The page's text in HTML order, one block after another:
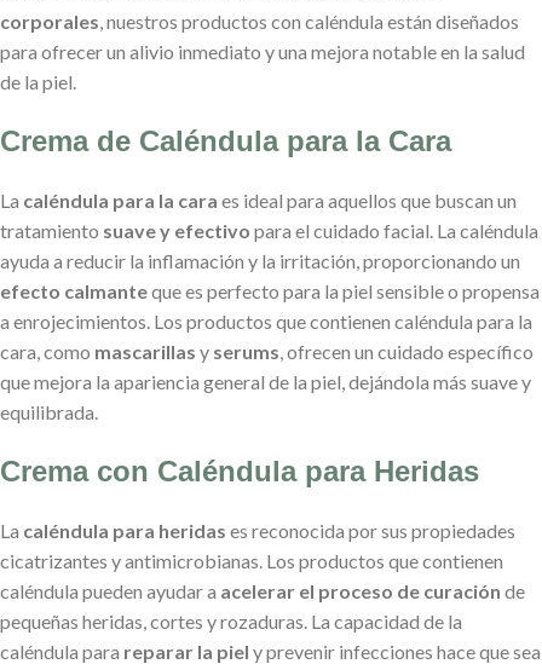
corporales , nuestros productos con caléndula están diseñados
para ofrecer un alivio inmediato y una mejora notable en la salud
de la piel.
Crema de Caléndula para la Cara
La caléndula para la cara es ideal para aquellos que buscan un
tratamiento suave y efectivo para el cuidado facial. La caléndula
ayuda a reducir la inflamación y la irritación, proporcionando un
efecto calmanteque es perfecto para la piel sensible o propensa
a enrojecimientos. Los productos que contienen caléndula para la
cara, como mascarillas y serums , ofrecen un cuidado específico
que mejora la apariencia general de la piel, dejándola más suave y
equilibrada.
Crema con Caléndula para Heridas
La caléndula para heridas es reconocida por sus propiedades
cicatrizantes y antimicrobianas. Los productos que contienen
caléndula pueden ayudar a acelerar el proceso de curación de
pequeñas heridas, cortes y rozaduras. La capacidad de la
caléndula para reparar la piel y prevenir infecciones hace que sea